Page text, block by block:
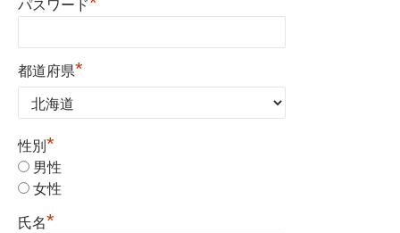
パスワード
都道府県*
性別 *
男性
女性
氏名*